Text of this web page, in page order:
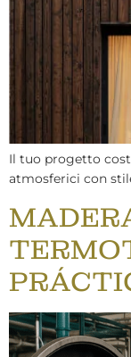
Il tuo progetto
atmosferici con